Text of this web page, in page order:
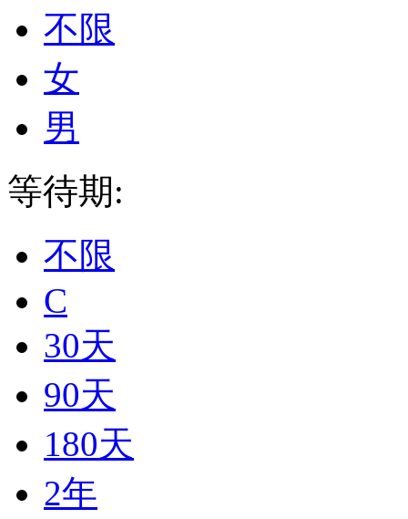
不限
女
男
等待期:
不限
C
30天
90天
180天
2年